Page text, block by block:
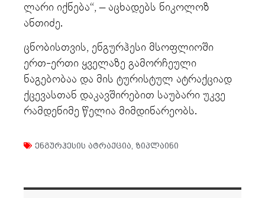
ლარი იქნება“, – აცხადებს ნიკოლოზ
ანთიძე.
ცნობისთვის, ენგურჰესი მსოფლიოში
ერთ-ერთი ყველაზე გამორჩეული
ნაგებობაა და მის ტურისტულ ატრაქციად
ქცევასთან დაკავშირებით საუბარი უკვე
რამდენიმე წელია მიმდინარეობს.
ენგურჰესის ატრაქცია ზიპლაინი